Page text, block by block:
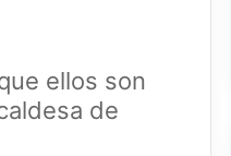
ellos son
de